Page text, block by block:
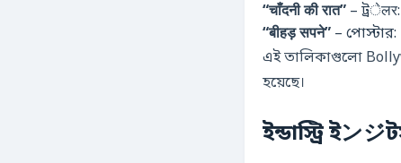
“चाँदनी की रात” – ট্রेलर:
“बीहड़ सपने” – পোস্টার:
এই তালিকাগুলো
হয়েছে।
ইন্ডাস্ট্রি ইン